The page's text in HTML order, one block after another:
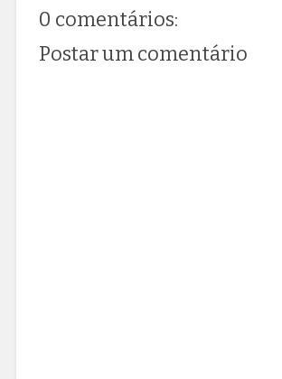
0 comentários:
Postar um comentário